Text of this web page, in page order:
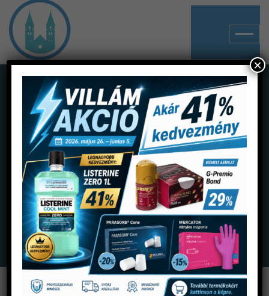
Shop
Home Termékek
Kézidarabok
Egyenes- és könyökdarabok
Alegra WE-66 LED G
×